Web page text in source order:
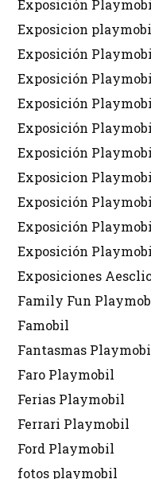
Exposición
Exposicion
Exposición
Exposición
Exposición
Exposición
Exposición
Exposicion
Exposición
Exposición
Exposición
Exposiciones
Family Fun
Famobil
Fantasmas
Faro Playmobil
Ferias Playmobil
Ferrari Playmobil
Ford Playmobil
fotos playmobil